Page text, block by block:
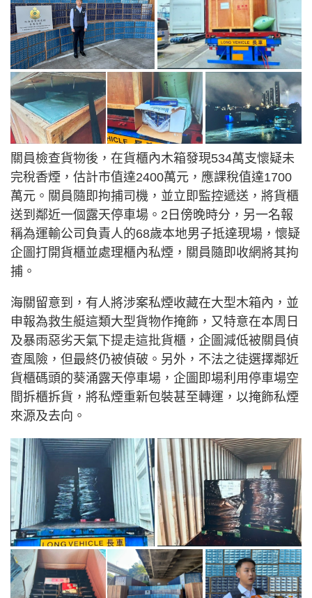
關員檢查貨物後，在貨櫃內木箱發現534萬支懷疑未
完稅香煙，估計市值達2400萬元，應課稅值達1700
萬元。關員隨即拘捕司機，並立即監控遞送，將貨櫃
送到鄰近一個露天停車場。2日傍晚時分，另一名報
稱為運輸公司負責人的68歲本地男子抵達現場，懷疑
企圖打開貨櫃並處理櫃內私煙，關員隨即收網將其拘
捕。
海關留意到，有人將涉案私煙收藏在大型木箱內，並
申報為救生艇這類大型貨物作掩飾，又特意在本周日
及暴雨惡劣天氣下提走這批貨櫃，企圖減低被關員偵
查風險，但最終仍被偵破。另外，不法之徒選擇鄰近
貨櫃碼頭的葵涌露天停車場，企圖即場利用停車場空
間拆櫃拆貨，將私煙重新包裝甚至轉運，以掩飾私煙
來源及去向。